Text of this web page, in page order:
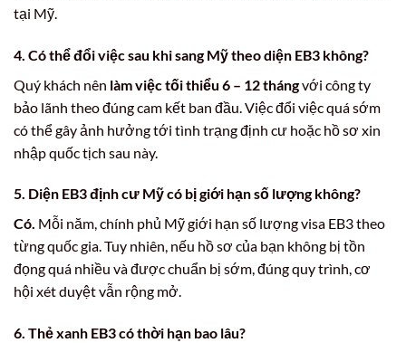
tại Mỹ.
4. Có thể đổi việc sau khi sang Mỹ theo diện EB3 không?
Quý khách nên làm việc tối thiểu 6 – 12 thángvới công ty
bảo lãnh theo đúng cam kết ban đầu. Việc đổi việc quá sớm
có thể gây ảnh hưởng tới tình trạng định cư hoặc hồ sơ xin
nhập quốc tịch sau này.
5. Diện EB3 định cư Mỹ có bị giới hạn số lượng không?
Có. Mỗi năm, chính phủ Mỹ giới hạn số lượng visa EB3 theo
từng quốc gia. Tuy nhiên, nếu hồ sơ của bạn không bị tồn
đọng quá nhiều và được chuẩn bị sớm, đúng quy trình, cơ
hội xét duyệt vẫn rộng mở.
6. Thẻ xanh EB3 có thời hạn bao lâu?